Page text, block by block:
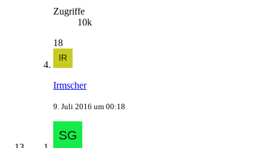
Zugriffe
10k
18
Irmscher
9. Juli 2016 um 00:18